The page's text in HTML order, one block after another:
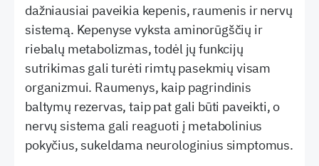
dažniausiai paveikia kepenis, raumenis ir nervų
sistemą. Kepenyse vyksta aminorūgščių ir
riebalų metabolizmas, todėl jų funkcijų
sutrikimas gali turėti rimtų pasekmių visam
organizmui. Raumenys, kaip pagrindinis
baltymų rezervas, taip pat gali būti paveikti, o
nervų sistema gali reaguoti į metabolinius
pokyčius, sukeldama neurologinius simptomus.